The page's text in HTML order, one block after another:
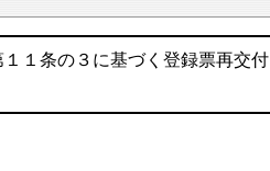
１条の３に基づく登録票再交付